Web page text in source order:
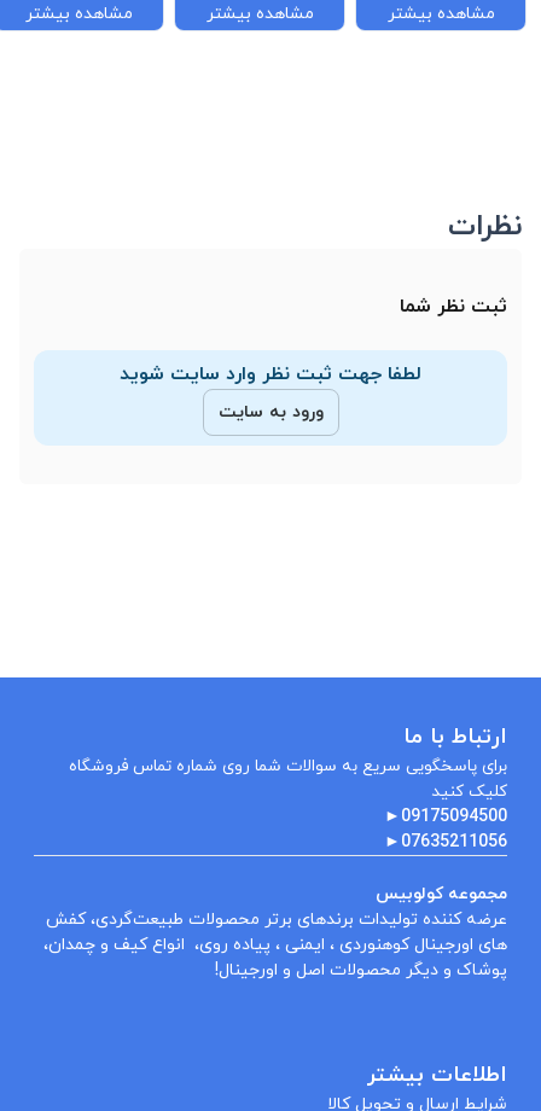
مشاهده بیشتر مشاهده بیشتر مشاهده بیشتر
نظرات
ثبت نظر شما
لطفا جهت ثبت نظر وارد سایت شوید
ورود به سایت
ارتباط با ما
برای پاسخگویی سریع به سوالات شما روی شماره تماس فروشگاه
کلیک کنید
09175094500
►
07635211056
►
مجموعه کولوبیس
عرضه کننده تولیدات برندهای برتر محصولات طبیعت‌گردی، کفش
های اورجینال کوهنوردی ، ایمنی ، پیاده روی، انواع کیف و چمدان،
پوشاک و دیگر محصولات اصل و اورجینال!
اطلاعات بیشتر
شرایط ارسال و تحویل کالا